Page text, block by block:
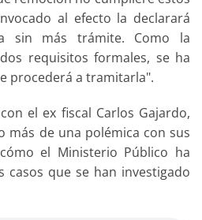
al efecto la declarará
sin más trámite. Como la
requisitos formales, se ha
procederá a tramitarla".
el ex fiscal Carlos Gajardo,
más de una polémica con sus
el Ministerio Público ha
casos que se han investigado